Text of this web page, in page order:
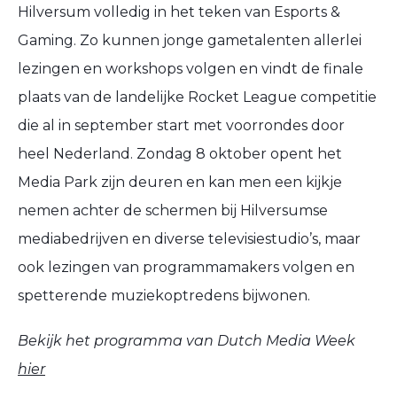
Hilversum volledig in het teken van Esports &
Gaming. Zo kunnen jonge gametalenten allerlei
lezingen en workshops volgen en vindt de finale
plaats van de landelijke Rocket League competitie
die al in september start met voorrondes door
heel Nederland. Zondag 8 oktober opent het
Media Park zijn deuren en kan men een kijkje
nemen achter de schermen bij Hilversumse
mediabedrijven en diverse televisiestudio’s, maar
ook lezingen van programmamakers volgen en
spetterende muziekoptredens bijwonen.
Bekijk het programma van Dutch Media Week
hier